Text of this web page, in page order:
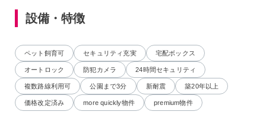
設備・特徴
ペット飼育可 セキュリティ充実 宅配ボックス
オートロック 防犯カメラ 24時間セキュリティ
複数路線利用可 公園まで3分 新耐震 築20年以上
価格改定済み more quickly物件 premium物件